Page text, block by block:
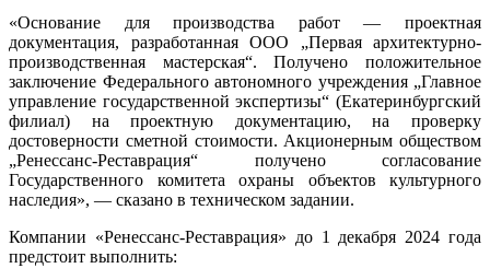
«Основание для производства работ — проектная
документация, разработанная ООО „Первая архитектурно-
производственная мастерская“. Получено положительное
заключение Федерального автономного учреждения „Главное
управление государственной экспертизы“ (Екатеринбургский
филиал) на проектную документацию, на проверку
достоверности сметной стоимости. Акционерным обществом
„Ренессанс-Реставрация“ получено согласование
Государственного комитета охраны объектов культурного
наследия», — сказано в техническом задании.
Компании «Ренессанс-Реставрация» до 1 декабря 2024 года
предстоит выполнить: